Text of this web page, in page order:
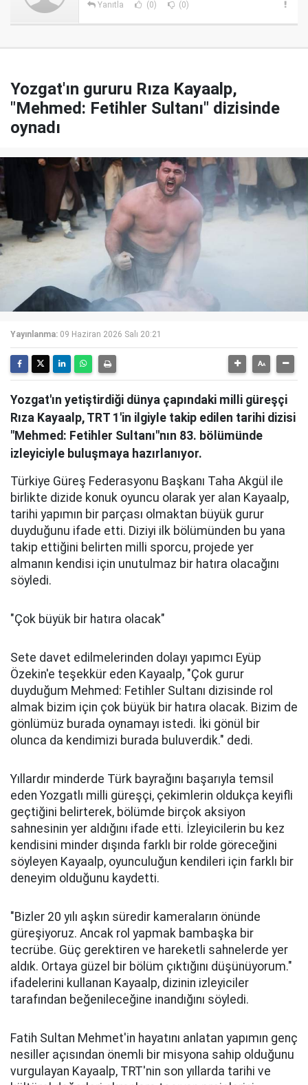
Yanıtla (0) (0)
Yozgat'ın gururu Rıza Kayaalp,
"Mehmed: Fetihler Sultanı" dizisinde
oynadı
Yayınlanma: 09 Haziran 2026 Salı 20:21
Yozgat'ın yetiştirdiği dünya çapındaki milli güreşçi
Rıza Kayaalp, TRT 1'in ilgiyle takip edilen tarihi dizisi
"Mehmed: Fetihler Sultanı"nın 83. bölümünde
izleyiciyle buluşmaya hazırlanıyor.
Türkiye Güreş Federasyonu Başkanı Taha Akgül ile
birlikte dizide konuk oyuncu olarak yer alan Kayaalp,
tarihi yapımın bir parçası olmaktan büyük gurur
duyduğunu ifade etti. Diziyi ilk bölümünden bu yana
takip ettiğini belirten milli sporcu, projede yer
almanın kendisi için unutulmaz bir hatıra olacağını
söyledi.
"Çok büyük bir hatıra olacak"
Sete davet edilmelerinden dolayı yapımcı Eyüp
Özekin'e teşekkür eden Kayaalp, "Çok gurur
duyduğum Mehmed: Fetihler Sultanı dizisinde rol
almak bizim için çok büyük bir hatıra olacak. Bizim de
gönlümüz burada oynamayı istedi. İki gönül bir
olunca da kendimizi burada buluverdik." dedi.
Yıllardır minderde Türk bayrağını başarıyla temsil
eden Yozgatlı milli güreşçi, çekimlerin oldukça keyifli
geçtiğini belirterek, bölümde birçok aksiyon
sahnesinin yer aldığını ifade etti. İzleyicilerin bu kez
kendisini minder dışında farklı bir rolde göreceğini
söyleyen Kayaalp, oyunculuğun kendileri için farklı bir
deneyim olduğunu kaydetti.
"Bizler 20 yılı aşkın süredir kameraların önünde
güreşiyoruz. Ancak rol yapmak bambaşka bir
tecrübe. Güç gerektiren ve hareketli sahnelerde yer
aldık. Ortaya güzel bir bölüm çıktığını düşünüyorum."
ifadelerini kullanan Kayaalp, dizinin izleyiciler
tarafından beğenileceğine inandığını söyledi.
Fatih Sultan Mehmet'in hayatını anlatan yapımın genç
nesiller açısından önemli bir misyona sahip olduğunu
vurgulayan Kayaalp, TRT'nin son yıllarda tarihi ve